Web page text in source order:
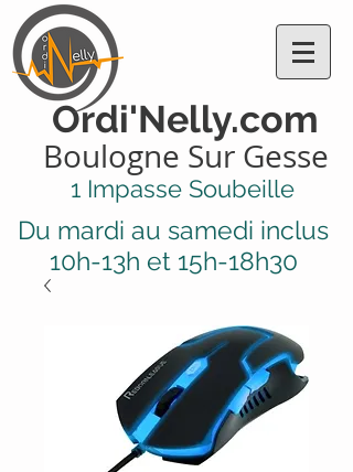
Ordi'Nelly.com
Boulogne Sur Gesse
1 Impasse Soubeille
Du mardi au samedi inclus
10h-13h et 15h-18h30